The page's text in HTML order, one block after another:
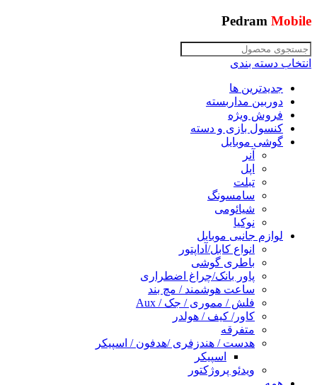
Pedram Mobile
انتخاب دسته بندی
جدیدترین ها
دوربین مداربسته
فروش ویژه
کنسول بازی و دسته
گوشی موبایل
آنر
اپل
تبلت
سامسونگ
شیائومی
نوکیا
لوازم جانبی موبایل
انواع کابل/آداپتور
باطری گوشی
پاور بانک/چراغ اضطراری
ساعت هوشمند / مچ بند
فلش / مموری / جک / Aux
کاور/ کیف / هولدر
متفرقه
هدست / هندزفری /هدفون / اسپیکر
اسپیکر
ویدئو پروژکتور